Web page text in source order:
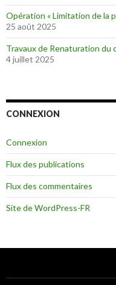
Opération « Limitation de la
25 août 2025
Travaux de Renaturation du
4 juillet 2025
CONNEXION
Connexion
Flux des publications
Flux des commentaires
Site de WordPress-FR